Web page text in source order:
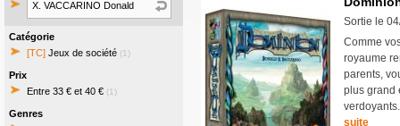
Catégorie
[TC] Jeux de société (1)
Prix
Entre 33 € et 40 € (1)
Genres
Sortie le
Comme
royaume
parents,
plus grand
suite